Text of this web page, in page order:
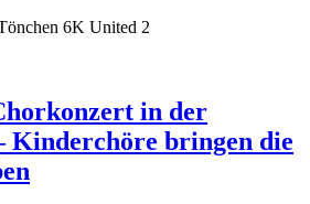
in der
Kinderchöre bringen die